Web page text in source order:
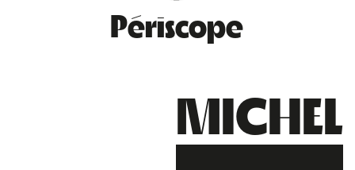
Périscope
MICHEL